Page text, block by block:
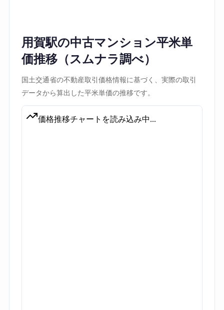
用賀駅の中古マンション平米単
価推移（スムナラ調べ）
国土交通省の不動産取引価格情報に基づく、実際の取引
データから算出した平米単価の推移です。